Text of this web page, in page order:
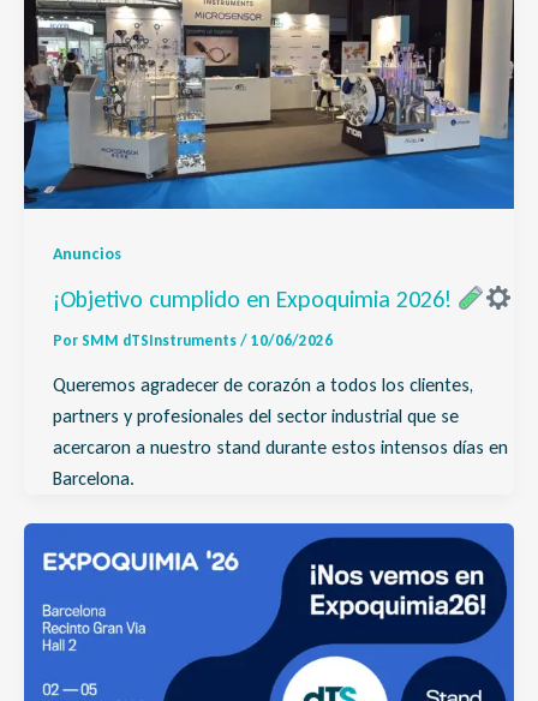
Anuncios
¡Objetivo cumplido en Expoquimia 2026!
Por SMM dTSInstruments / 10/06/2026
Queremos agradecer de corazón a todos los clientes,
partners y profesionales del sector industrial que se
acercaron a nuestro stand durante estos intensos días en
Barcelona.